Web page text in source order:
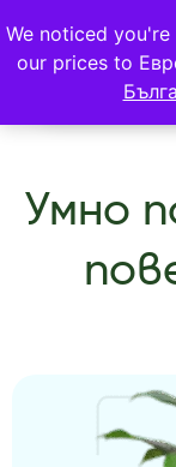
Умно
We noticed
our prices to